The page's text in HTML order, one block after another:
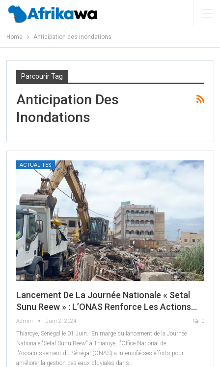
Home Anticipation des inondations
Parcourir Tag
Anticipation Des
Inondations
ACTUALITÉS
Lancement De La Journée Nationale « Setal
Sunu Reew » : L’ONAS Renforce Les Actions…
Admin Juin 2, 2024 0
Thiaroye, Sénégal le 01 Juin. En marge du lancement de la Journée
Nationale "Setal Sunu Reew" à Thiaroye, l'Office National de
l'Assainissement du Sénégal (ONAS) a intensifié ses efforts pour
améliorer la gestion des eaux pluviales dans